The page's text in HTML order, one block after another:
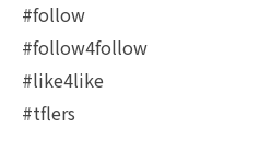
#follow
#follow4follow
#like4like
#tflers